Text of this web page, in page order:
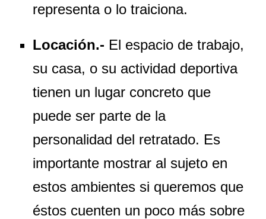
representa o lo traiciona.
Locación.- El espacio de trabajo,
su casa, o su actividad deportiva
tienen un lugar concreto que
puede ser parte de la
personalidad del retratado. Es
importante mostrar al sujeto en
estos ambientes si queremos que
éstos cuenten un poco más sobre